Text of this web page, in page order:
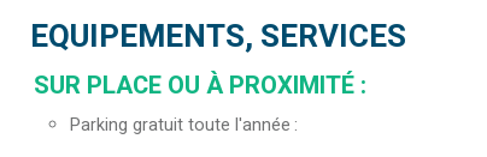
EQUIPEMENTS, SERVICES
SUR PLACE OU À PROXIMITÉ :
Parking gratuit toute l'année